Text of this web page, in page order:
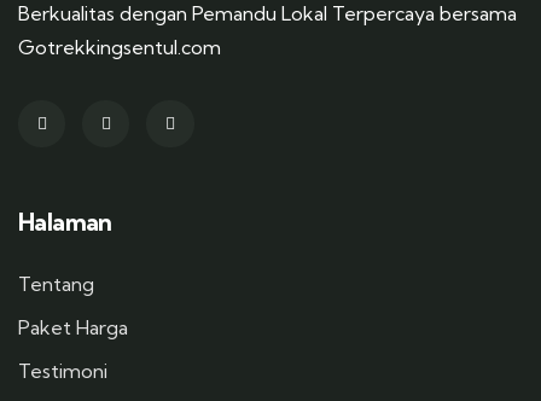
Berkualitas dengan Pemandu Lokal Terpercaya bersama
Gotrekkingsentul.com
Halaman
Tentang
Paket Harga
Testimoni